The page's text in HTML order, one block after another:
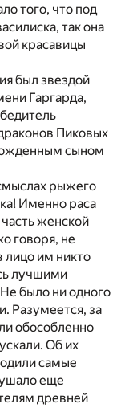
того, что под
так она
красавицы
был звездой
Гаргарда,
Пиковых
сыном
рыжего
Именно раса
женской
говоря, не
лицо им никто
лучшими
было ни одного
Разумеется, за
обособленно
Об их
самые
еще
древней